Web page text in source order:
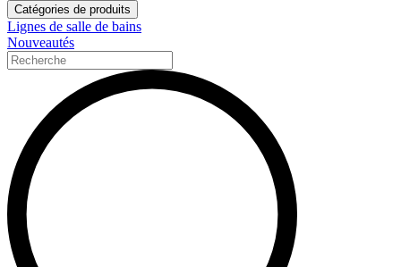
Catégories de produits
Lignes de salle de bains
Nouveautés